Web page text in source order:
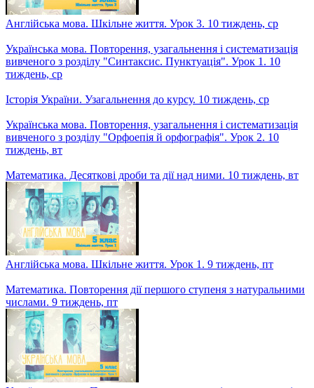
Англійська мова. Шкільне життя. Урок 3. 10 тиждень, ср
вивченого з розділу "Синтаксис. Пунктуація". Урок 1. 10
тиждень, ср
Історія України. Узагальнення до курсу. 10 тиждень, ср
Українська мова. Повторення, узагальнення і систематизація
вивченого з розділу "Орфоепія й орфографія". Урок 2. 10
тиждень, вт